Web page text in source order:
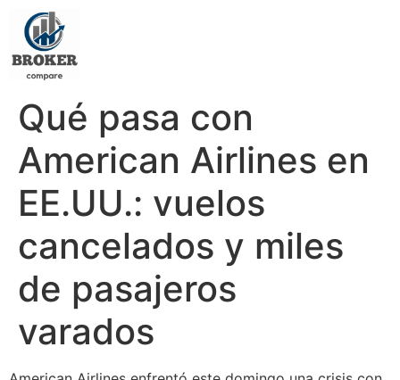
Qué pasa con
American Airlines en
EE.UU.: vuelos
cancelados y miles
de pasajeros
varados